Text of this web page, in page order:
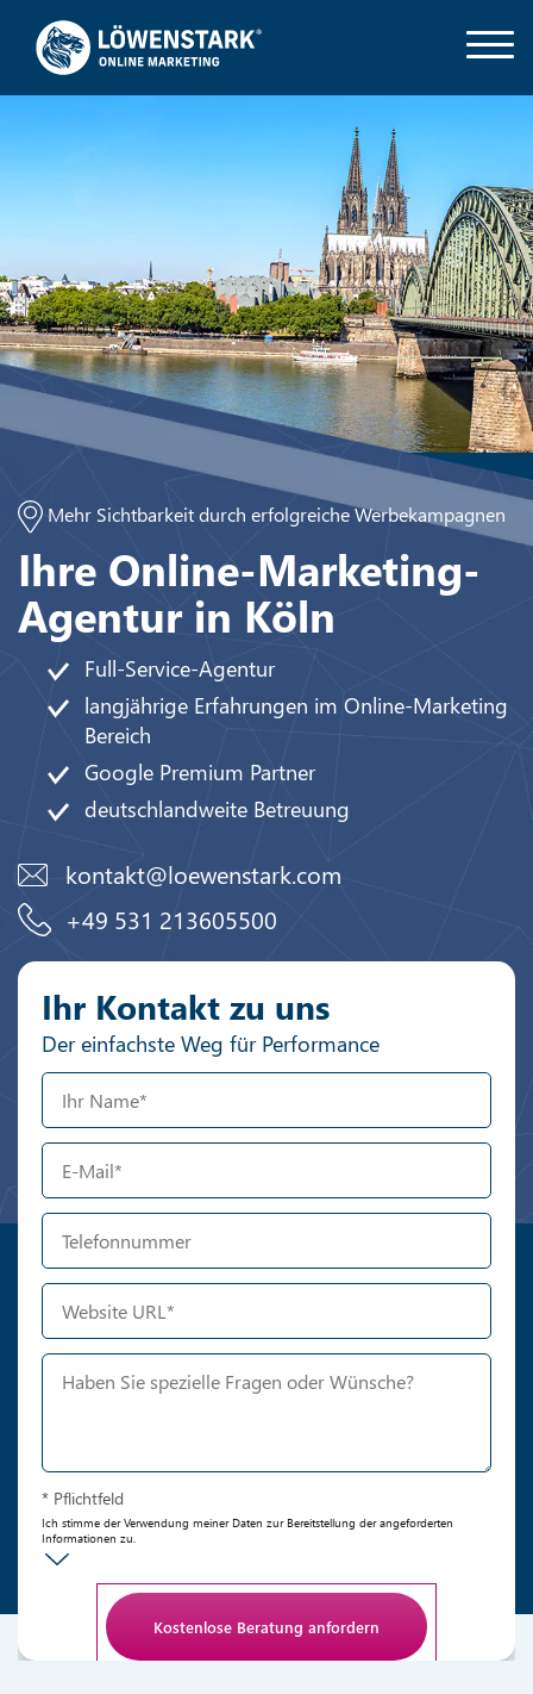
Mehr Sichtbarkeit durch erfolgreiche Werbekampagnen
Ihre Online-Marketing-
Agentur in Köln
Full-Service-Agentur
langjährige Erfahrungen im Online-Marketing
Bereich
Google Premium Partner
deutschlandweite Betreuung
kontakt@loewenstark.com
+49 531 213605500
Ihr Kontakt zu uns
Der einfachste Weg für Performance
* Pflichtfeld
Ich stimme der Verwendung meiner Daten zur Bereitstellung der angeforderten
Informationen zu.